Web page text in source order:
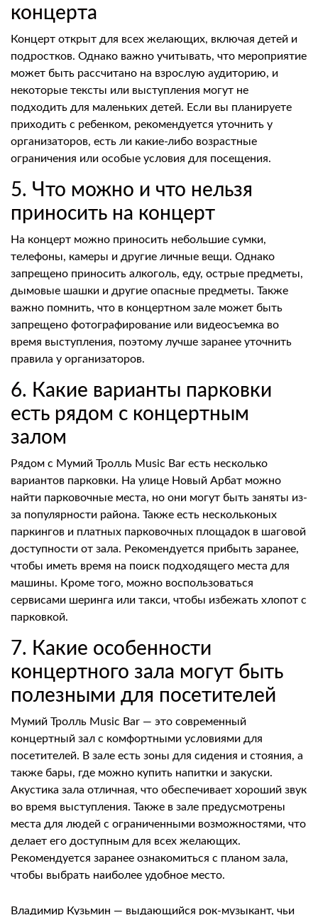
концерта
Концерт открыт для всех желающих, включая детей и
подростков. Однако важно учитывать, что мероприятие
может быть рассчитано на взрослую аудиторию, и
некоторые тексты или выступления могут не
подходить для маленьких детей. Если вы планируете
приходить с ребенком, рекомендуется уточнить у
организаторов, есть ли какие-либо возрастные
ограничения или особые условия для посещения.
5. Что можно и что нельзя
приносить на концерт
На концерт можно приносить небольшие сумки,
телефоны, камеры и другие личные вещи. Однако
запрещено приносить алкоголь, еду, острые предметы,
дымовые шашки и другие опасные предметы. Также
важно помнить, что в концертном зале может быть
запрещено фотографирование или видеосъемка во
время выступления, поэтому лучше заранее уточнить
правила у организаторов.
6. Какие варианты парковки
есть рядом с концертным
залом
Рядом с Мумий Тролль Music Bar есть несколько
вариантов парковки. На улице Новый Арбат можно
найти парковочные места, но они могут быть заняты из-
за популярности района. Также есть нескольконых
паркингов и платных парковочных площадок в шаговой
доступности от зала. Рекомендуется прибыть заранее,
чтобы иметь время на поиск подходящего места для
машины. Кроме того, можно воспользоваться
сервисами шеринга или такси, чтобы избежать хлопот с
парковкой.
7. Какие особенности
концертного зала могут быть
полезными для посетителей
Мумий Тролль Music Bar — это современный
концертный зал с комфортными условиями для
посетителей. В зале есть зоны для сидения и стояния, а
также бары, где можно купить напитки и закуски.
Акустика зала отличная, что обеспечивает хороший звук
во время выступления. Также в зале предусмотрены
места для людей с ограниченными возможностями, что
делает его доступным для всех желающих.
Рекомендуется заранее ознакомиться с планом зала,
чтобы выбрать наиболее удобное место.
Владимир Кузьмин — выдающийся рок-музыкант, чьи